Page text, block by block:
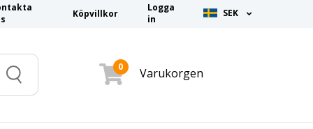
Köpvillkor
Logga
in
SEK
Search
0 Varukorgen